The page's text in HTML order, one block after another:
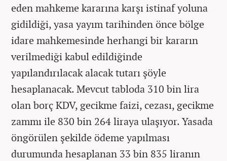
eden mahkeme kararına karşı istinaf yoluna
gidildiği, yasa yayım tarihinden önce bölge
idare mahkemesinde herhangi bir kararın
verilmediği kabul edildiğinde
yapılandırılacak alacak tutarı şöyle
hesaplanacak. Mevcut tabloda 310 bin lira
olan borç KDV, gecikme faizi, cezası, gecikme
zammı ile 830 bin 264 liraya ulaşıyor. Yasada
öngörülen şekilde ödeme yapılması
durumunda hesaplanan 33 bin 835 liranın